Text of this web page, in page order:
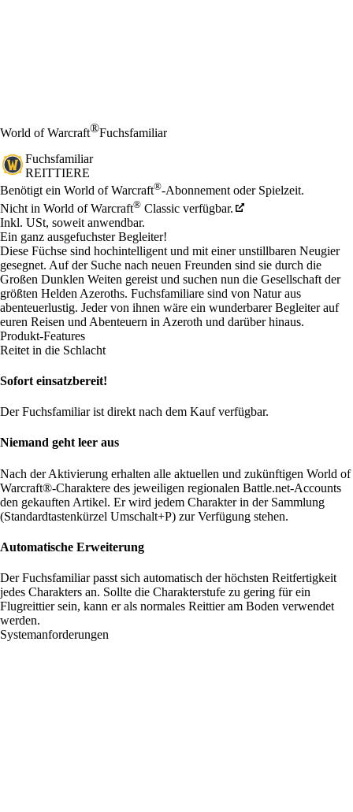
World of Warcraft®Fuchsfamiliar
Fuchsfamiliar
REITTIERE
Preis
Available actions
Benötigt ein World of Warcraft®-Abonnement oder Spielzeit.
Nicht in World of Warcraft® Classic verfügbar.
Inkl. USt, soweit anwendbar.
Ein ganz ausgefuchster Begleiter!
Diese Füchse sind hochintelligent und mit einer unstillbaren Neugier
gesegnet. Auf der Suche nach neuen Freunden sind sie durch die
Großen Dunklen Weiten gereist und suchen nun die Gesellschaft der
größten Helden Azeroths. Fuchsfamiliare sind von Natur aus
abenteuerlustig. Jeder von ihnen wäre ein wunderbarer Begleiter auf
euren Reisen und Abenteuern in Azeroth und darüber hinaus.
Produkt-Features
Reitet in die Schlacht
Sofort einsatzbereit!
Der Fuchsfamiliar ist direkt nach dem Kauf verfügbar.
Niemand geht leer aus
Nach der Aktivierung erhalten alle aktuellen und zukünftigen World of
Warcraft®-Charaktere des jeweiligen regionalen Battle.net-Accounts
den gekauften Artikel. Er wird jedem Charakter in der Sammlung
(Standardtastenkürzel Umschalt+P) zur Verfügung stehen.
Automatische Erweiterung
Der Fuchsfamiliar passt sich automatisch der höchsten Reitfertigkeit
jedes Charakters an. Sollte die Charakterstufe zu gering für ein
Flugreittier sein, kann er als normales Reittier am Boden verwendet
werden.
Systemanforderungen